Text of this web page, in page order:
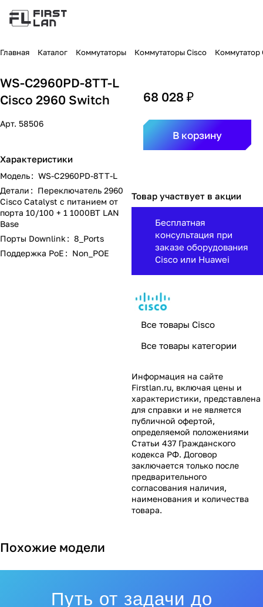
Главная Каталог Коммутаторы Коммутаторы Cisco Коммутатор
WS-C2960PD-8TT-L
Cisco 2960 Switch
Арт. 58506
Характеристики
Модель: WS-C2960PD-8TT-L
Детали: Переключатель 2960
Cisco Catalyst с питанием от
порта 10/100 + 1 1000BT LAN
Base
Порты Downlink: 8_Ports
Поддержка PoE: Non_POE
68 028 ₽
В корзину
Товар участвует в акции
Бесплатная
консультация при
заказе оборудования
Cisco или Huawei
Все товары Cisco
Все товары категории
Информация на сайте
Firstlan.ru, включая цены и
характеристики, представлена
для справки и не является
публичной офертой,
определяемой положениями
Статьи 437 Гражданского
кодекса РФ. Договор
заключается только после
предварительного
согласования наличия,
наименования и количества
товара.
Похожие модели
Путь от задачи до